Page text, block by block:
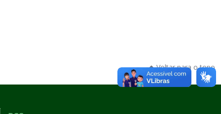
Voltar para o topo